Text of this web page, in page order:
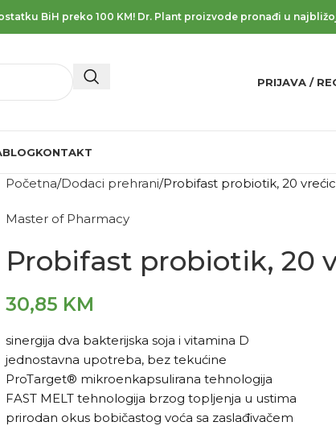
BiH preko 100 KM! Dr. Plant proizvode pronađi u
PRIJAVA /
BLOGKONTAKT
Početna Dodaci prehrani Probifast probiotik, 20
Master of Pharmacy
Probifast probiotik, 20
30,85 KM
sinergija dva bakterijska soja i vitamina D
jednostavna upotreba, bez tekućine
ProTarget® mikroenkapsulirana tehnologija
FAST MELT tehnologija brzog topljenja u ustima
prirodan okus bobičastog voća sa zaslađivačem